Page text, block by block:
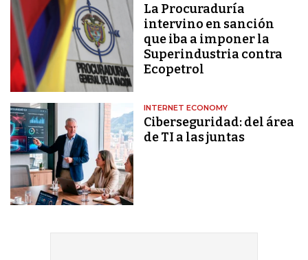
La Procuraduría
intervino en sanción
que iba a imponer la
Superindustria contra
Ecopetrol
INTERNET ECONOMY
Ciberseguridad: del área
de TI a las juntas